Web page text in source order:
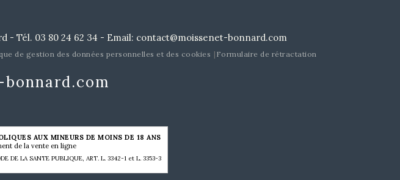
- Tél. 03 80 24 62 34 - Email: contact@moissenet-bonnard.com
de gestion des données personnelles et des cookies Formulaire de rétractation
AUX MINEURS DE MOINS DE 18 ANS
de la vente en ligne
DE LA SANTE PUBLIQUE, ART. L. 3342-1 et L. 3353-3